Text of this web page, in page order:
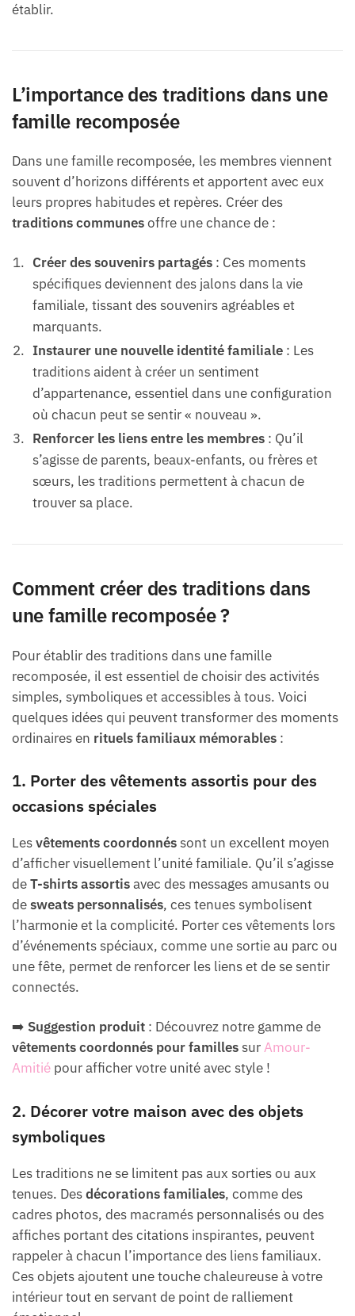
établir.
L’importance des traditions dans une
famille recomposée
Dans une famille recomposée, les membres viennent
souvent d’horizons différents et apportent avec eux
leurs propres habitudes et repères. Créer des
traditions communesoffre une chance de :
Créer des souvenirs partagés : Ces moments
spécifiques deviennent des jalons dans la vie
familiale, tissant des souvenirs agréables et
marquants.
Instaurer une nouvelle identité familiale : Les
traditions aident à créer un sentiment
d’appartenance, essentiel dans une configuration
où chacun peut se sentir « nouveau ».
Renforcer les liens entre les membres : Qu’il
s’agisse de parents, beaux-enfants, ou frères et
sœurs, les traditions permettent à chacun de
trouver sa place.
Comment créer des traditions dans
une famille recomposée ?
Pour établir des traditions dans une famille
recomposée, il est essentiel de choisir des activités
simples, symboliques et accessibles à tous. Voici
quelques idées qui peuvent transformer des moments
ordinaires en rituels familiaux mémorables :
1. Porter des vêtements assortis pour des
occasions spéciales
Lesvêtements coordonnéssont un excellent moyen
d’afficher visuellement l’unité familiale. Qu’il s’agisse
deT-shirts assortisavec des messages amusants ou
desweats personnalisés, ces tenues symbolisent
l’harmonie et la complicité. Porter ces vêtements lors
d’événements spéciaux, comme une sortie au parc ou
une fête, permet de renforcer les liens et de se sentir
connectés.
➡️ Suggestion produit : Découvrez notre gamme de
vêtements coordonnés pour famillessurAmour-
Amitié pour afficher votre unité avec style !
2. Décorer votre maison avec des objets
symboliques
Les traditions ne se limitent pas aux sorties ou aux
tenues. Desdécorations familiales, comme des
cadres photos, des macramés personnalisés ou des
affiches portant des citations inspirantes, peuvent
rappeler à chacun l’importance des liens familiaux.
Ces objets ajoutent une touche chaleureuse à votre
intérieur tout en servant de point de ralliement